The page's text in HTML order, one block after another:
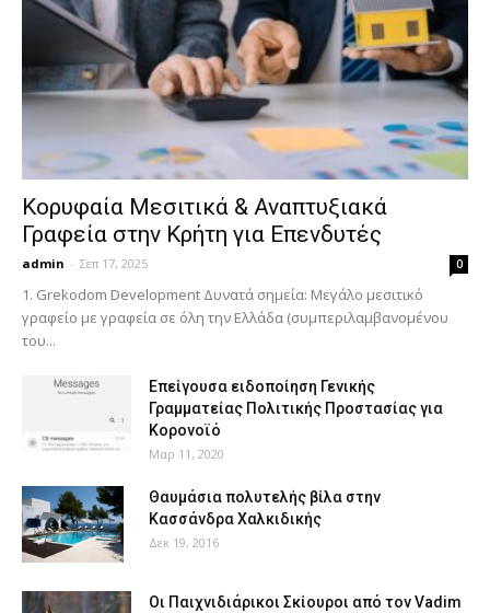
Κορυφαία Μεσιτικά & Αναπτυξιακά
Γραφεία στην Κρήτη για Επενδυτές
admin - Σεπ 17, 2025 0
1. Grekodom Development Δυνατά σημεία: Μεγάλο μεσιτικό
γραφείο με γραφεία σε όλη την Ελλάδα (συμπεριλαμβανομένου
του...
Επείγουσα ειδοποίηση Γενικής
Γραμματείας Πολιτικής Προστασίας για
Κορονοϊό
Μαρ 11, 2020
Θαυμάσια πολυτελής βίλα στην
Κασσάνδρα Χαλκιδικής
Δεκ 19, 2016
Οι Παιχνιδιάρικοι Σκίουροι από τον Vadim